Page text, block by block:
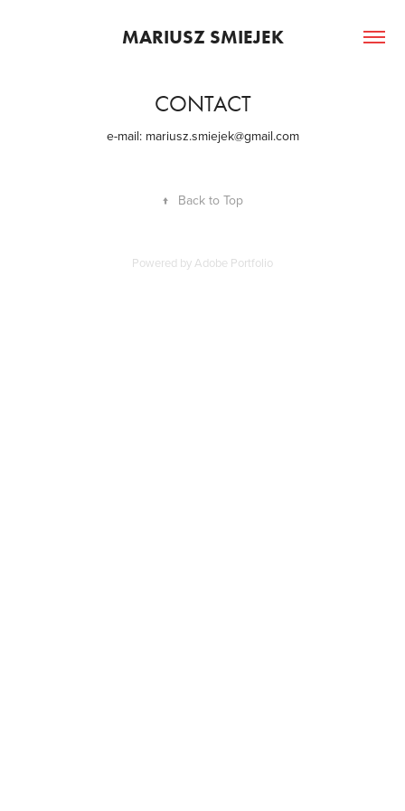
MARIUSZ SMIEJEK
CONTACT
e-mail: mariusz.smiejek@gmail.com
↑ Back to Top
Powered byAdobe Portfolio